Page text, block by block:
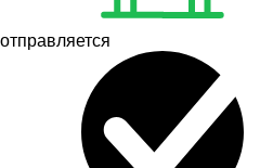
отправляется